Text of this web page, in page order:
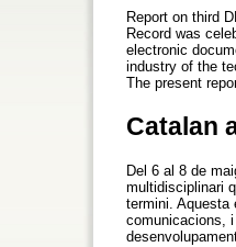
Report on third
Record was
electronic
industry of the
The present
Catalan
Del 6 al 8 de
multidisciplinari
termini. Aquesta
comunicacions,